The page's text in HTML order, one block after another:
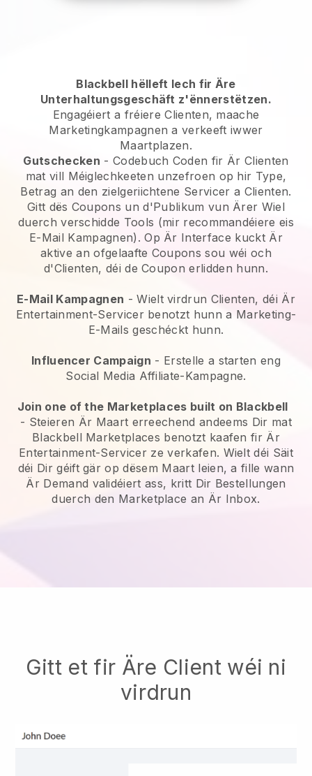
Blackbell hëlleft Iech fir Äre
Unterhaltungsgeschäft z'ënnerstëtzen.
Engagéiert a fréiere Clienten, maache
Marketingkampagnen a verkeeft iwwer
Maartplazen.
Gutschecken - Codebuch Coden fir Är Clienten
mat vill Méiglechkeeten unzefroen op hir Type,
Betrag an den zielgeriichtene Servicer a Clienten.
Gitt dës Coupons un d'Publikum vun Ärer Wiel
duerch verschidde Tools (mir recommandéiere eis
E-Mail Kampagnen). Op Är Interface kuckt Är
aktive an ofgelaafte Coupons sou wéi och
d'Clienten, déi de Coupon erlidden hunn.
E-Mail Kampagnen -Wielt virdrun Clienten, déi Är
Entertainment-Servicer benotzt hunn a Marketing-
E-Mails geschéckt hunn.
Influencer Campaign - Erstelle a starten eng
Social Media Affiliate-Kampagne.
Join one of the Marketplaces built on Blackbell
- Steieren Är Maart erreechend andeems Dir mat
Blackbell Marketplaces benotzt kaafen fir Är
Entertainment-Servicer ze verkafen. Wielt déi Säit
déi Dir géift gär op dësem Maart leien, a fille wann
Är Demand validéiert ass, kritt Dir Bestellungen
duerch den Marketplace an Är Inbox.
Gitt et fir Äre Client wéi ni
virdrun